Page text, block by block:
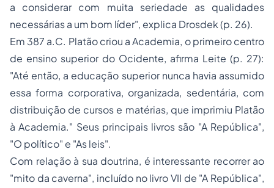
a considerar com muita seriedade as qualidades
necessárias a um bom líder", explica Drosdek (p. 26).
Em 387 a.C. Platão criou a Academia, o primeiro centro
de ensino superior do Ocidente, afirma Leite (p. 27):
"Até então, a educação superior nunca havia assumido
essa forma corporativa, organizada, sedentária, com
distribuição de cursos e matérias, que imprimiu Platão
à Academia." Seus principais livros são "A República",
"O político" e "As leis".
Com relação à sua doutrina, é interessante recorrer ao
"mito da caverna", incluído no livro VII de "A República",